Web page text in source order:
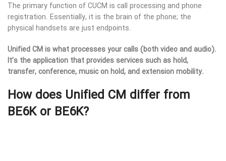
The primary function of CUCM is call processing and phone
registration. Essentially, it is the brain of the phone; the
physical handsets are just endpoints.
Unified CM is what processes your calls (both video and audio).
It’s the application that provides services such as hold,
transfer, conference, music on hold, and extension mobility.
How does Unified CM differ from
BE6K or BE6K?